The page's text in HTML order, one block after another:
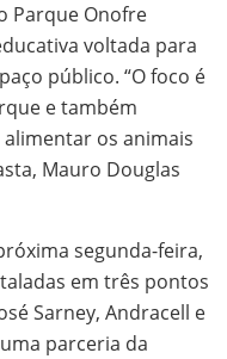
Parque Onofre
voltada para
público. “O foco é
e também
os animais
Mauro Douglas
segunda-feira,
em três pontos
Sarney, Andracell e
parceria da